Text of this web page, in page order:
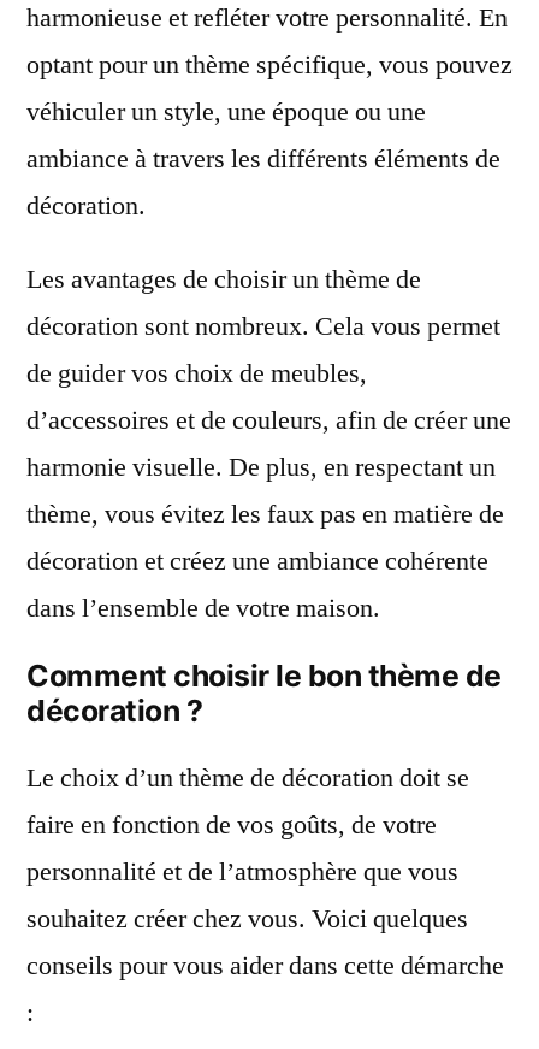
harmonieuse et refléter votre personnalité. En
optant pour un thème spécifique, vous pouvez
véhiculer un style, une époque ou une
ambiance à travers les différents éléments de
décoration.
Les avantages de choisir un thème de
décoration sont nombreux. Cela vous permet
de guider vos choix de meubles,
d’accessoires et de couleurs, afin de créer une
harmonie visuelle. De plus, en respectant un
thème, vous évitez les faux pas en matière de
décoration et créez une ambiance cohérente
dans l’ensemble de votre maison.
Comment choisir le bon thème de
décoration ?
Le choix d’un thème de décoration doit se
faire en fonction de vos goûts, de votre
personnalité et de l’atmosphère que vous
souhaitez créer chez vous. Voici quelques
conseils pour vous aider dans cette démarche
: